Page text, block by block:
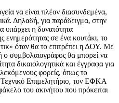
να είναι πλέον διασυνδεμένα,
Δηλαδή, για παράδειγμα, στην
υπάρχει η δυνατότητα
ενημερότητας σε ένα κουτάκι, το
όταν θα το επιτρέπει η ΔΟΥ. Με
ο συμβολαιογράφος θα μπορεί να
δικαιολογητικά και έγγραφα για
φορείς, όπως το
Επιμελητήριο, τον ΕΦΚΑ
του ακινήτου που πρόκειται